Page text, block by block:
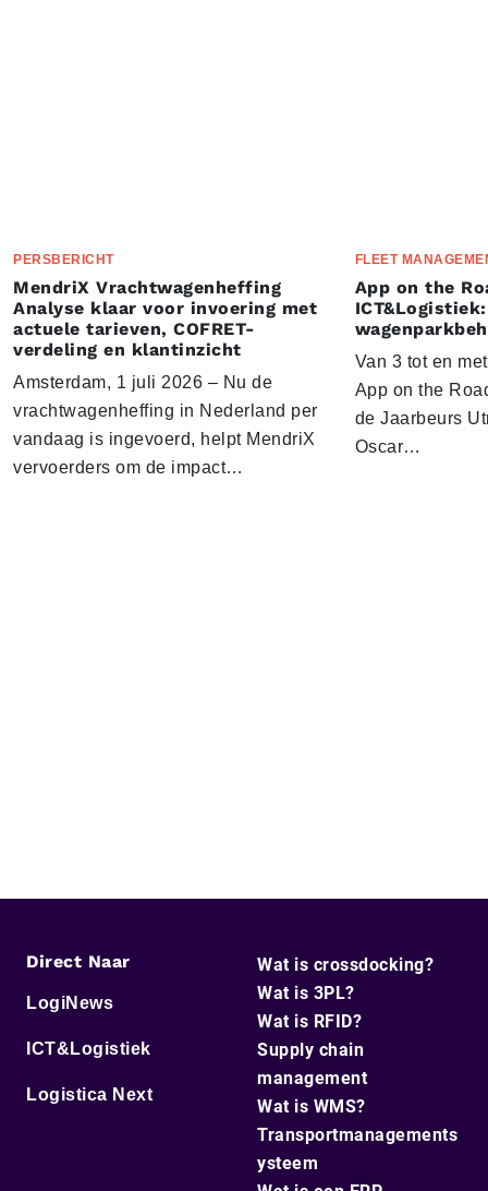
PERSBERICHT
MendriX Vrachtwagenheffing
Analyse klaar voor invoering met
actuele tarieven, COFRET-
verdeling en klantinzicht
Amsterdam, 1 juli 2026 – Nu de
vrachtwagenheffing in Nederland per
vandaag is ingevoerd, helpt MendriX
vervoerders om de impact…
FLEET
App on the
Van 3 tot en
App on the
de Jaarbeurs
Oscar…
Direct Naar
LogiNews
ICT&Logistiek
Logistica Next
Wat is crossdocking?
Wat is 3PL?
Wat is RFID?
Supply chain
management
Wat is WMS?
Transportmanagements
ysteem